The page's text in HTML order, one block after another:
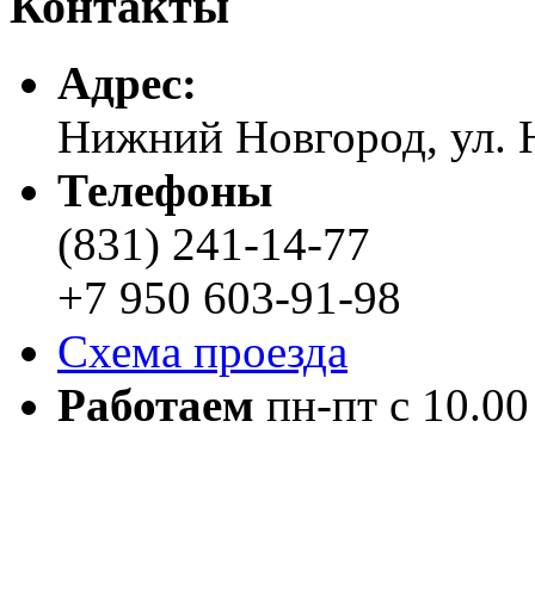
Адреc:
Нижний Новгород, ул.
Телефоны
(831) 241-14-77
+7 950 603-91-98
Схема проезда
Работаем пн-пт с